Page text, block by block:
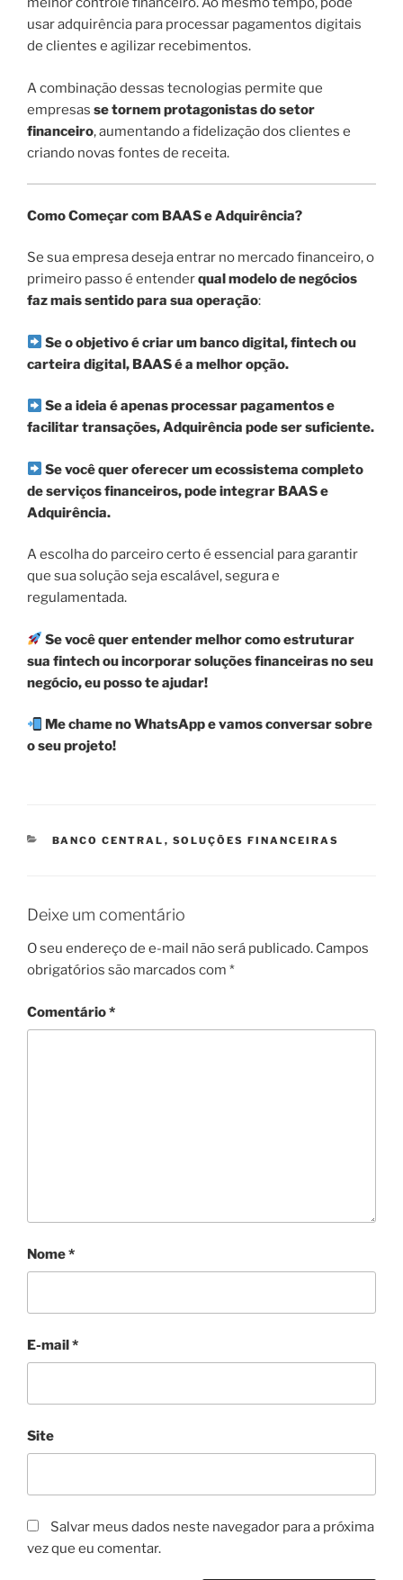
usar adquirência para processar pagamentos digitais
de clientes e agilizar recebimentos.
A combinação dessas tecnologias permite que
empresas se tornem protagonistas do setor
financeiro, aumentando a fidelização dos clientes e
criando novas fontes de receita.
Como Começar com BAAS e Adquirência?
Se sua empresa deseja entrar no mercado financeiro, o
primeiro passo é entenderqual modelo de negócios
faz mais sentido para sua operação:
Se o objetivo é criar um banco digital, fintech ou
carteira digital, BAAS é a melhor opção.
Se a ideia é apenas processar pagamentos e
facilitar transações, Adquirência pode ser suficiente.
Se você quer oferecer um ecossistema completo
de serviços financeiros, pode integrar BAAS e
Adquirência.
A escolha do parceiro certo é essencial para garantir
que sua solução seja escalável, segura e
regulamentada.
Se você quer entender melhor como estruturar
sua fintech ou incorporar soluções financeiras no seu
negócio, eu posso te ajudar!
Me chame no WhatsApp e vamos conversar sobre
o seu projeto!
CATEGORIAS
BANCO CENTRAL , SOLUÇÕES FINANCEIRAS
Deixe um comentário
O seu endereço de e-mail não será publicado. Campos
obrigatórios são marcados com *
Comentário*
Nome*
E-mail*
Site
Salvar meus dados neste navegador para a próxima
vez que eu comentar.